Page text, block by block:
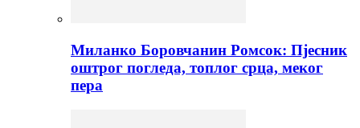
Миланко Боровчанин Ромсок: Пјесник
оштрог погледа, топлог срца, меког
пера